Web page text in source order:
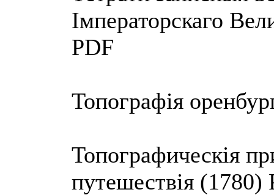
Iмператорскаго
PDF
Топографiя
Топографическiя
путешествiя (1780)